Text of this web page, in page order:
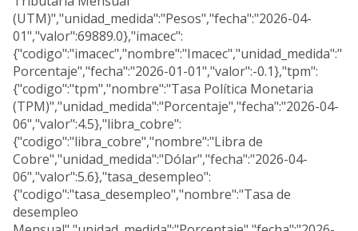
(UTM)","unidad_medida":"Pesos","fecha":"2026-04-
01","valor":69889.0},"imacec":
{"codigo":"imacec","nombre":"Imacec","unidad_medida":"
Porcentaje","fecha":"2026-01-01","valor":-0.1},"tpm":
{"codigo":"tpm","nombre":"Tasa Política Monetaria
(TPM)","unidad_medida":"Porcentaje","fecha":"2026-04-
06","valor":4.5},"libra_cobre":
{"codigo":"libra_cobre","nombre":"Libra de
Cobre","unidad_medida":"Dólar","fecha":"2026-04-
06","valor":5.6},"tasa_desempleo":
{"codigo":"tasa_desempleo","nombre":"Tasa de
desempleo